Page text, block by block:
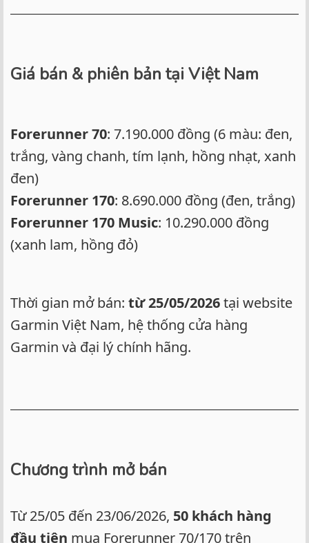
Giá bán & phiên bản tại Việt Nam
Forerunner 70: 7.190.000 đồng (6 màu: đen,
trắng, vàng chanh, tím lạnh, hồng nhạt, xanh
đen)
Forerunner 170: 8.690.000 đồng (đen, trắng)
Forerunner 170 Music: 10.290.000 đồng
(xanh lam, hồng đỏ)
Thời gian mở bán: từ 25/05/2026tại website
Garmin Việt Nam, hệ thống cửa hàng
Garmin và đại lý chính hãng.
Chương trình mở bán
Từ 25/05 đến 23/06/2026, 50 khách hàng
đầu tiên mua Forerunner 70/170 trên